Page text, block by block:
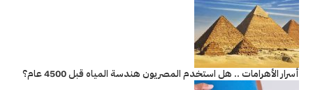
أسرار الأهرامات .. هل استخدم المصريون هندسة المياه قبل 4500 عام؟